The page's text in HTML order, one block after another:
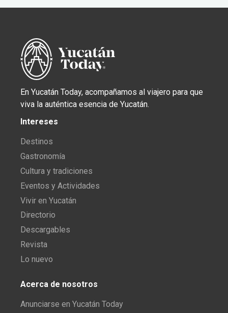
En Yucatán Today, acompañamos al viajero para que
viva la auténtica esencia de Yucatán.
Intereses
Destinos
Gastronomía
Cultura y tradiciones
Eventos y Actividades
Vivir en Yucatán
Directorio
Descargables
Revista
Lo nuevo
Acerca de nosotros
Anunciarse en Yucatán Today